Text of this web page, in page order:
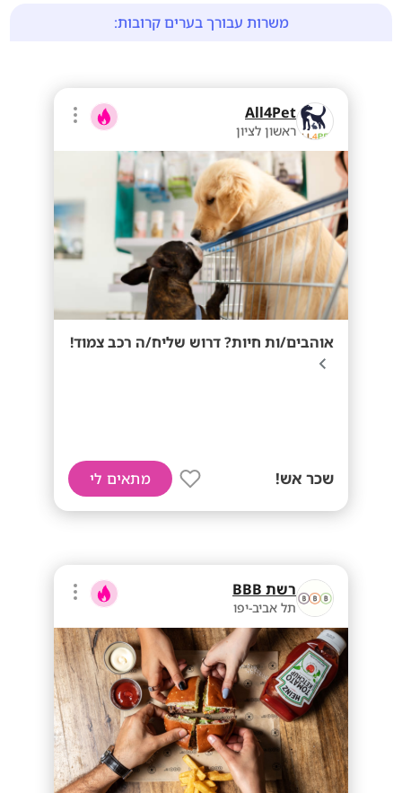
משרות עבורך בערים קרובות:
All4Pet
ראשון לציון
אוהבים/ות חיות? דרוש שליח/ה רכב צמוד!
שכר אש! מתאים לי
רשת BBB
תל אביב-יפו